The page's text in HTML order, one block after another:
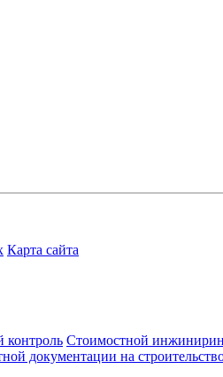
Карта сайта
контроль Стоимостной
документации на